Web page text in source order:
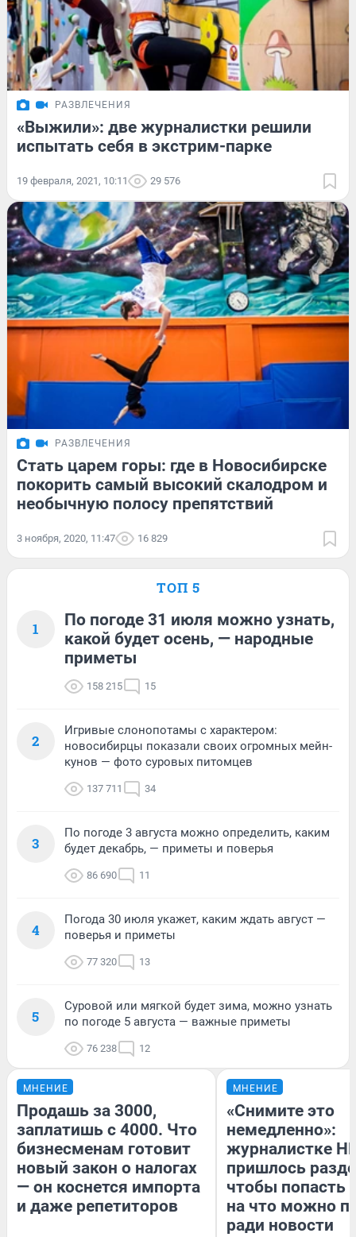
РАЗВЛЕЧЕНИЯ
«Выжили»: две журналистки решили
испытать себя в экстрим-парке
19 февраля, 2021, 10:11 29 576
РАЗВЛЕЧЕНИЯ
Стать царем горы: где в Новосибирске
покорить самый высокий скалодром и
необычную полосу препятствий
3 ноября, 2020, 11:47 16 829
ТОП 5
1
По погоде 31 июля можно узнать,
какой будет осень, — народные
приметы
158 215 15
2
Игривые слонопотамы с характером:
новосибирцы показали своих огромных мейн-
кунов — фото суровых питомцев
137 711 34
3
По погоде 3 августа можно определить, каким
будет декабрь, — приметы и поверья
86 690 11
4
Погода 30 июля укажет, каким ждать август —
поверья и приметы
77 320 13
5
Суровой или мягкой будет зима, можно узнать
по погоде 5 августа — важные приметы
76 238 12
МНЕНИЕ
Продашь за 3000,
заплатишь с 4000. Что
бизнесменам готовит
новый закон о налогах
— он коснется импорта
и даже репетиторов
МНЕНИЕ
«Снимите это
немедленно»:
журналистке
пришлось
чтобы попасть
на что можно
ради новости